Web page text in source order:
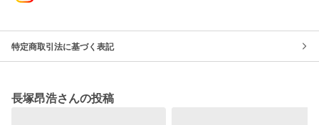
特定商取引法に基づく表記
長塚昂浩さんの投稿